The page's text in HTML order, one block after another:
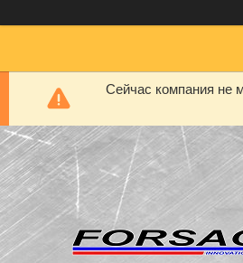
Сейчас компания не